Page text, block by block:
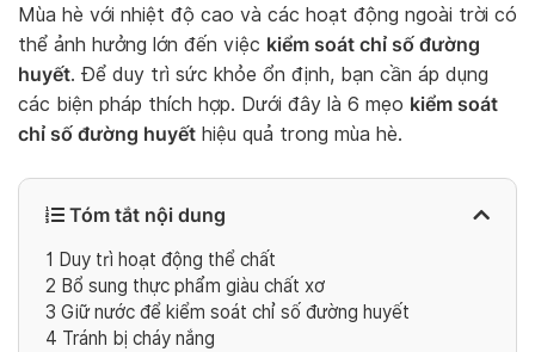
Mùa hè với nhiệt độ cao và các hoạt động ngoài trời có
thể ảnh hưởng lớn đến việc kiểm soát chỉ số đường
huyết. Để duy trì sức khỏe ổn định, bạn cần áp dụng
các biện pháp thích hợp. Dưới đây là 6 mẹo kiểm soát
chỉ số đường huyết hiệu quả trong mùa hè.
Tóm tắt nội dung
1 Duy trì hoạt động thể chất
2 Bổ sung thực phẩm giàu chất xơ
3 Giữ nước để kiểm soát chỉ số đường huyết
4 Tránh bị cháy nắng